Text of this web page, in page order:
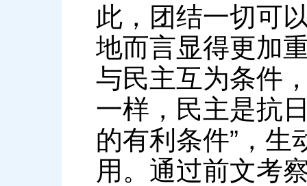
此，团结一切可
地而言显得更加
与民主互为条件
一样，民主是抗
的有利条件”，生
用。通过前文考